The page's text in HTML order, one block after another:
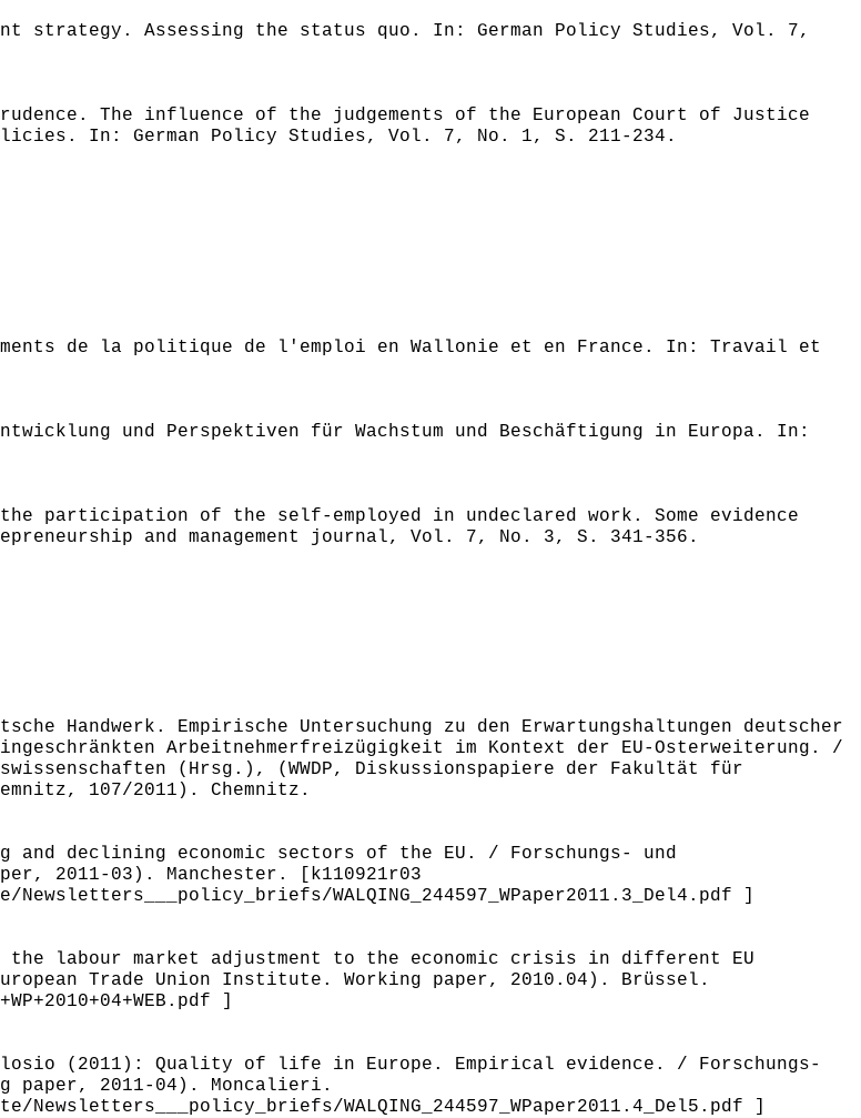
strategy. Assessing the status quo. In: German Policy Studies, Vol. 7,
The influence of the judgements of the European Court of Justice
In: German Policy Studies, Vol. 7, No. 1, S. 211-234.
de la politique de l'emploi en Wallonie et en France. In: Travail et
und Perspektiven für Wachstum und Beschäftigung in Europa. In:
participation of the self-employed in undeclared work. Some evidence
and management journal, Vol. 7, No. 3, S. 341-356.
Handwerk. Empirische Untersuchung zu den Erwartungshaltungen deutscher
Arbeitnehmerfreizügigkeit im Kontext der EU-Osterweiterung. /
(Hrsg.), (WWDP, Diskussionspapiere der Fakultät für
107/2011). Chemnitz.
declining economic sectors of the EU. / Forschungs- und
2011-03). Manchester. [k110921r03
WALQING_244597_WPaper2011.3_Del4.pdf ]
labour market adjustment to the economic crisis in different EU
Trade Union Institute. Working paper, 2010.04). Brüssel.
]
(2011): Quality of life in Europe. Empirical evidence. / Forschungs-
paper, 2011-04). Moncalieri.
WALQING_244597_WPaper2011.4_Del5.pdf ]